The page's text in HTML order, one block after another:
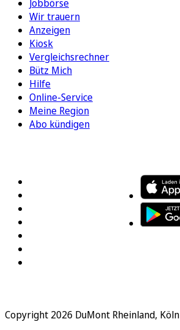
Jobbörse
Wir trauern
Anzeigen
Kiosk
Vergleichsrechner
Bütz Mich
Hilfe
Online-Service
Meine Region
Abo kündigen
Copyright 2026 DuMont Rheinland, Köln